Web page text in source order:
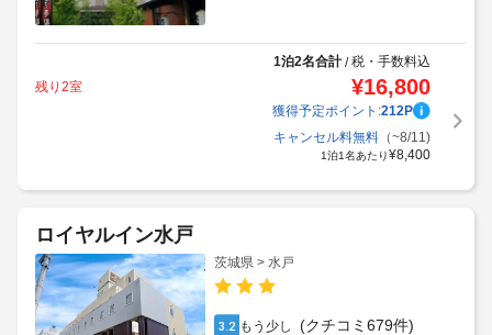
1泊2名合計/税・手数料込
残り2室
¥16,800
獲得予定ポイント:212P
キャンセル料無料（~8/11)
1泊1名あたり¥8,400
ロイヤルイン水戸
茨城県 > 水戸
3.2 もう少し (クチコミ679件)